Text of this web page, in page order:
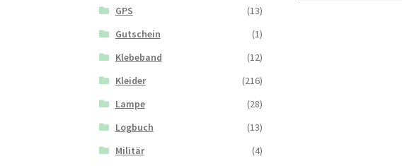
GPS
(13)
Gutschein
(1)
Klebeband
(12)
Kleider
(216)
Lampe
(28)
Logbuch
(13)
Militär
(4)